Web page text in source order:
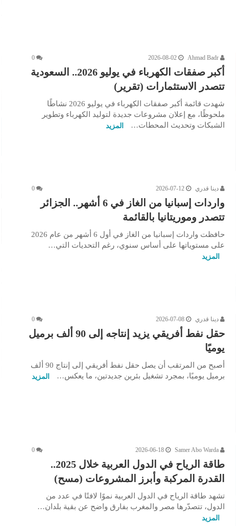
Ahmad Badr
2026-08-02
0
أكبر صفقات الكهرباء في يوليو 2026.. السعودية
تتصدر الاستثمارات (تقرير)
شهدت قائمة أكبر صفقات الكهرباء في يوليو 2026 نشاطًا
ملحوظًا، مع إعلان مشروعات جديدة لتوليد الكهرباء وتطوير
الشبكات وتحديث المحطات…
المزيد
دينا قدري 2026-07-12
0
واردات إسبانيا من الغاز في 6 أشهر.. الجزائر
تتصدر وموريتانيا بالقائمة
حافظت واردات إسبانيا من الغاز في أول 6 أشهر من عام 2026
على مستوياتها على أساس سنوي، رغم التحديات التي…
المزيد
دينا قدري 2026-07-08
0
حقل نفط أفريقي يزيد إنتاجه إلى 90 ألف برميل
يوميًا
أصبح من المرتقب أن يصل حقل نفط أفريقي إلى إنتاج 90 ألف
برميل يوميًا، بمجرد تشغيل بئرين جديدتين، ما يعكس…
المزيد
Samer Abo Warda
2026-06-18
0
طاقة الرياح في الدول العربية خلال 2025..
القدرة المركبة وأبرز المشروعات (مسح)
تشهد طاقة الرياح في الدول العربية نموًا لافتًا في عدد من
الدول، تتصدّرها مصر والمغرب بفارق واضح عن بقية بلدان…
المزيد